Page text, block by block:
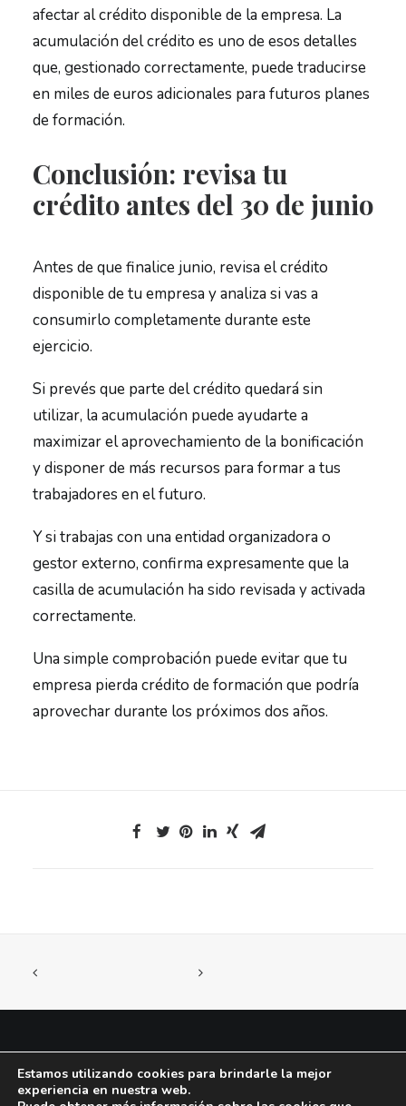
afectar al crédito disponible de la empresa. La
acumulación del crédito es uno de esos detalles
que, gestionado correctamente, puede traducirse
en miles de euros adicionales para futuros planes
de formación.
Conclusión: revisa tu
crédito antes del 30 de junio
Antes de que finalice junio, revisa el crédito
disponible de tu empresa y analiza si vas a
consumirlo completamente durante este
ejercicio.
Si prevés que parte del crédito quedará sin
utilizar, la acumulación puede ayudarte a
maximizar el aprovechamiento de la bonificación
y disponer de más recursos para formar a tus
trabajadores en el futuro.
Y si trabajas con una entidad organizadora o
gestor externo, confirma expresamente que la
casilla de acumulación ha sido revisada y activada
correctamente.
Una simple comprobación puede evitar que tu
empresa pierda crédito de formación que podría
aprovechar durante los próximos dos años.
© 2026 Know Soluciones en Formación | Aviso legal| Privacidad
Estamos utilizando cookies para brindarle la mejor
experiencia en nuestra web.